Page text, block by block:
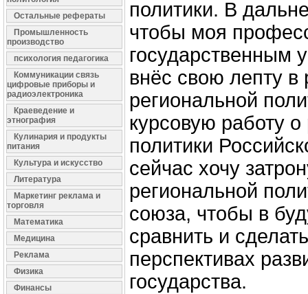
Остальные рефераты
Промышленность
производство
психология педагогика
Коммуникации связь
цифровые приборы и
радиоэлектроника
Краеведение и
этнография
Кулинария и продукты
питания
Культура и искусство
Литература
Маркетинг реклама и
торговля
Математика
Медицина
Реклама
Физика
Финансы
политики. В
чтобы моя
государственным
внёс свою лепту в
региональной
курсовую работу
политики
сейчас хочу
региональной
союза, чтобы в
сравнить и
перспективах
государства.